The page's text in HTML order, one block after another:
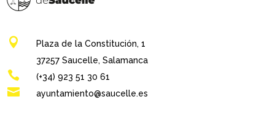

Plaza de la Constitución, 1
37257 Saucelle, Salamanca
 (+34) 923 51 30 61
 ayuntamiento@saucelle.es